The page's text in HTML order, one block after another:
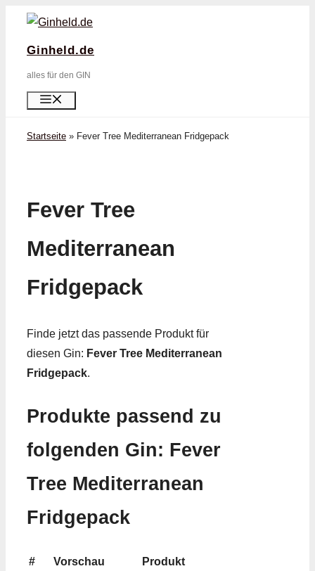
Zum
springen
Ginheld.de
alles für den GIN
Startseite » Fever Tree Mediterranean Fridgepack
Fever Tree
Mediterranean
Fridgepack
Finde jetzt das passende Produkt für
diesen Gin: Fever Tree Mediterranean
Fridgepack.
Produkte passend zu
folgenden Gin: Fever
Tree Mediterranean
Fridgepack
# Vorschau Produkt